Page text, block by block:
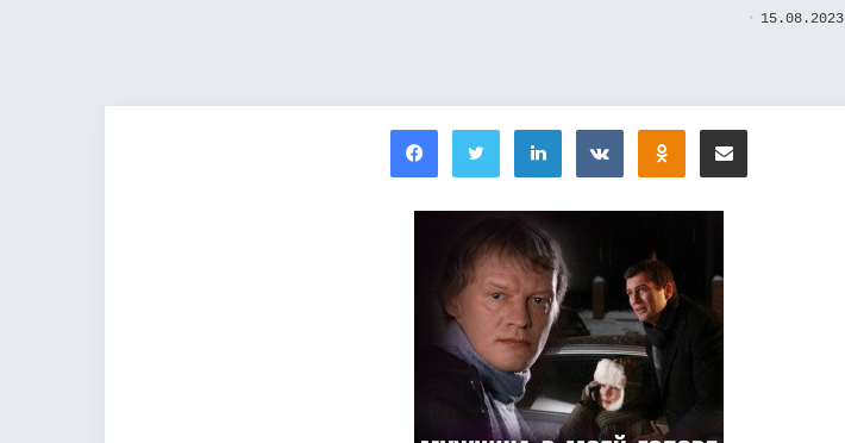
15.08.2023
FacebookTwitterLinkedInВконтактеОдноклассники
Поделиться через электронную почту